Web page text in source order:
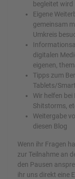
begleitet wird
Eigene
gemeinsam
Umkreis
digitalen
eigenen,
Tipps zum
Tablets/
Wir helfen
Shitstorms,
Weitergabe
diesen Blog
Wenn ihr Fragen
zur Teilnahme an
den Pausen
ihr uns direkt eine